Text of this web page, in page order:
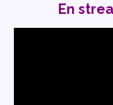
En